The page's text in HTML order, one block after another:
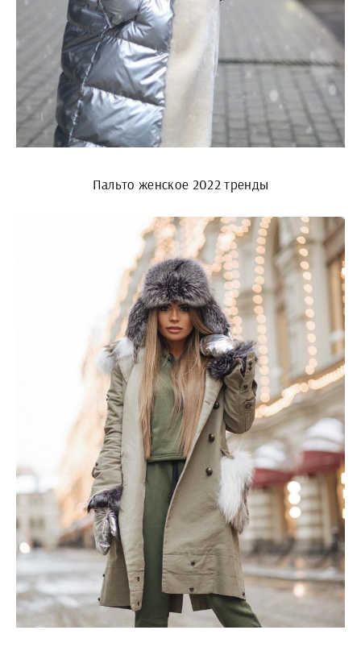
Пальто женское 2022 тренды